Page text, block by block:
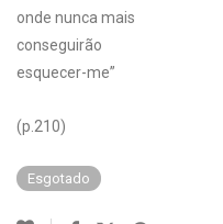
onde nunca mais
conseguirão
esquecer-me”
(p.210)
Esgotado